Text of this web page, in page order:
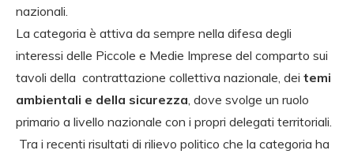
nazionali.
La categoria è attiva da sempre nella difesa degli
interessi delle Piccole e Medie Imprese del comparto sui
tavoli della contrattazione collettiva nazionale, dei temi
ambientali e della sicurezza, dove svolge un ruolo
primario a livello nazionale con i propri delegati territoriali.
Tra i recenti risultati di rilievo politico che la categoria ha